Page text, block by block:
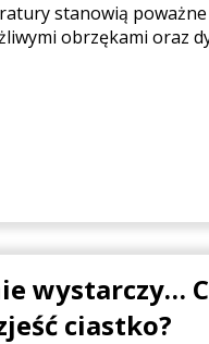
stanowią poważne
obrzękami oraz
wystarczy…
ciastko?